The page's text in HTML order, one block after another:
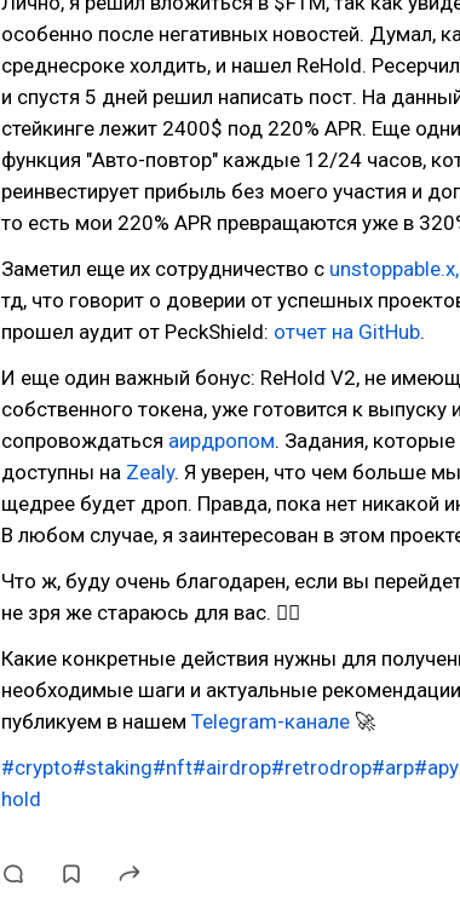
особенно после негативных новостей. Думал,
среднесроке холдить, и нашел ReHold.
и спустя 5 дней решил написать пост. На
стейкинге лежит 2400$ под 220% APR. Еще
функция "Авто-повтор" каждые 12/24 часов,
реинвестирует прибыль без моего участия и
то есть мои 220% APR превращаются уже в
Заметил еще их сотрудничество с unstoppable.x,
тд, что говорит о доверии от успешных
прошел аудит от PeckShield: отчет на GitHub.
И еще один важный бонус: ReHold V2, не
собственного токена, уже готовится к выпуску
сопровождаться аирдропом. Задания,
доступны на Zealy. Я уверен, что чем больше
щедрее будет дроп. Правда, пока нет никакой
В любом случае, я заинтересован в этом
Что ж, буду очень благодарен, если вы
не зря же стараюсь для вас. 😵‍💫
Какие конкретные действия нужны для
необходимые шаги и актуальные
публикуем в нашем Telegram-канале 🚀
#crypto#staking#nft#airdrop#retrodrop#arp#apy
hold